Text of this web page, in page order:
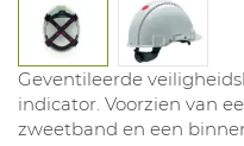
Geventileerde
indicator. Voorzien van
zweetband en een